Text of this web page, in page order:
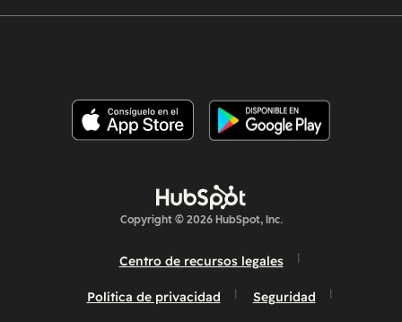
Copyright © 2026 HubSpot, Inc.
Centro de recursos legales
Política de privacidad Seguridad